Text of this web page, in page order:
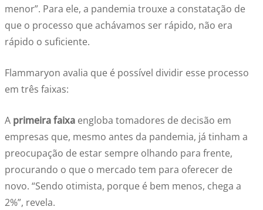
menor”. Para ele, a pandemia trouxe a constatação de
que o processo que achávamos ser rápido, não era
rápido o suficiente.
Flammaryon avalia que é possível dividir esse processo
em três faixas:
A primeira faixa engloba tomadores de decisão em
empresas que, mesmo antes da pandemia, já tinham a
preocupação de estar sempre olhando para frente,
procurando o que o mercado tem para oferecer de
novo. “Sendo otimista, porque é bem menos, chega a
2%”, revela.